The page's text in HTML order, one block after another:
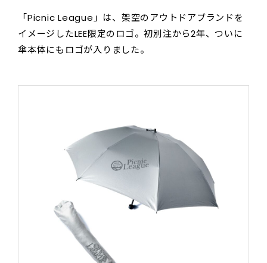
「Picnic League」は、架空のアウトドアブランドを
イメージしたLEE限定のロゴ。初別注から2年、ついに
傘本体にもロゴが入りました。